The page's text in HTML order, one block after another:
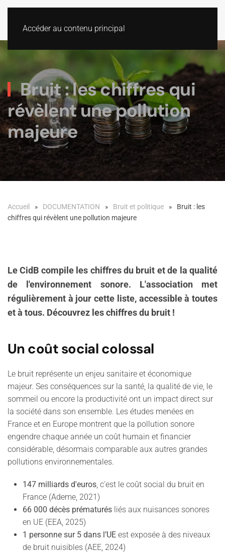
Accéder au contenu principal
Bruit : les chiffres qui
révèlent une pollution
majeure
Accueil DOCUMENTATION Bruit et politique
Bruit : les
chiffres qui révèlent une pollution majeure
Le CidB compile les chiffres du bruit et de la qualité
de l'environnement sonore. L'association met
régulièrement à jour cette liste, accessible à toutes
et à tous. Découvrez les chiffres du bruit !
Un coût social colossal
Le bruit représente un enjeu sanitaire et économique
majeur. Ses conséquences sur la santé, la qualité de vie, le
sommeil ou encore la productivité ont un impact direct sur
la société dans son ensemble. Les études menées en
France et en Europe montrent que la pollution sonore
engendre chaque année un coût humain et financier
considérable, désormais comparable aux autres grandes
pollutions environnementales.
147 milliards d'euros, c'est le coût social du bruit en
France (Ademe, 2021)
66 000 décès prématurés liés aux nuisances sonores
en UE (EEA, 2025)
1 personne sur 5 dans l’UE est exposée à des niveaux
de bruit nuisibles (AEE, 2024)